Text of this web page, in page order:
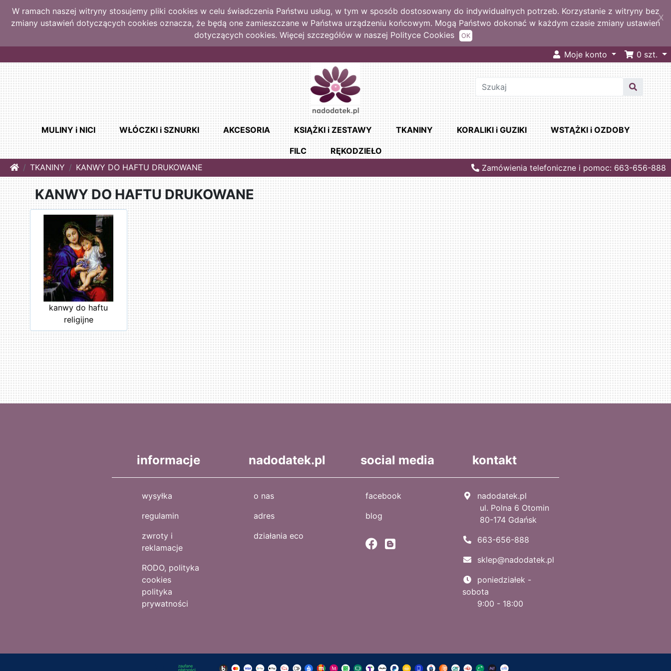
W ramach naszej witryny stosujemy pliki cookies w celu świadczenia Państwu usług, w tym w sposób dostosowany do indywidualnych potrzeb. Korzystanie z witryny bez
zmiany ustawień dotyczących cookies oznacza, że będą one zamieszczane w Państwa urządzeniu końcowym. Mogą Państwo dokonać w każdym czasie zmiany ustawień
dotyczących cookies. Więcej szczegółów w naszej Polityce Cookies
X
OK
Moje konto 0 szt.
MULINY i NICI WŁÓCZKI i SZNURKI AKCESORIA KSIĄŻKI i ZESTAWY TKANINY KORALIKI i GUZIKI WSTĄŻKI i OZDOBY
FILC
RĘKODZIEŁO
HomeTKANINY KANWY DO HAFTU DRUKOWANE Zamówienia telefoniczne i pomoc: 663-656-888
KANWY DO HAFTU DRUKOWANE
kanwy do haftu
religijne
informacje
wysyłka
regulamin
zwroty i
reklamacje
RODO, polityka
cookies
polityka
prywatności
nadodatek.pl
o nas
adres
działania eco
social media
facebook
blog
kontakt
nadodatek.pl
ul. Polna 6 Otomin
80-174 Gdańsk
663-656-888
sklep@nadodatek.pl
poniedziałek -
sobota
9:00 - 18:00